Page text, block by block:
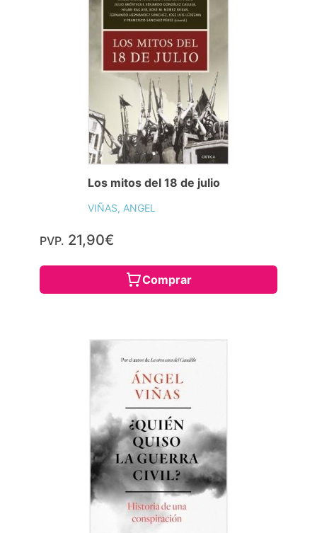
Los mitos del 18 de julio
VIÑAS, ANGEL
PVP. 21,90€
Comprar